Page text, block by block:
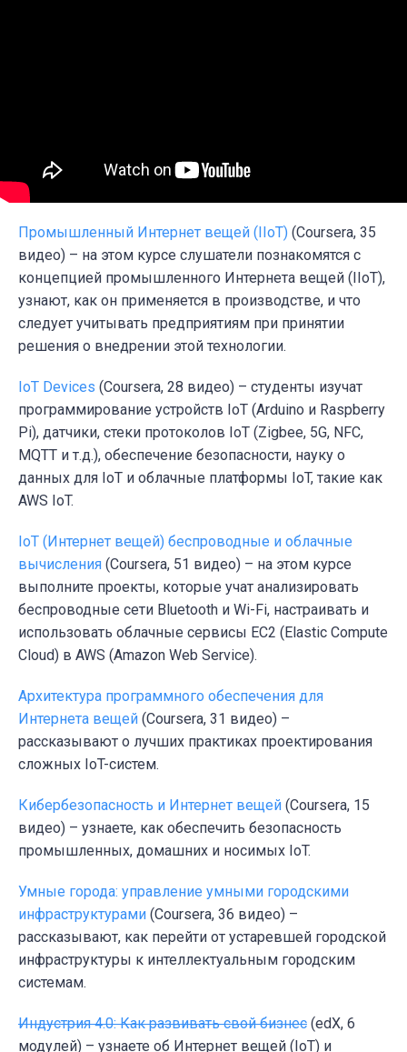
Промышленный Интернет вещей (IIoT) (Coursera, 35
видео) – на этом курсе слушатели познакомятся с
концепцией промышленного Интернета вещей (IIoT),
узнают, как он применяется в производстве, и что
следует учитывать предприятиям при принятии
решения о внедрении этой технологии.
IoT Devices (Coursera, 28 видео) – студенты изучат
программирование устройств IoT (Arduino и Raspberry
Pi), датчики, стеки протоколов IoT (Zigbee, 5G, NFC,
MQTT и т.д.), обеспечение безопасности, науку о
данных для IoT и облачные платформы IoT, такие как
AWS IoT.
IoT (Интернет вещей) беспроводные и облачные
вычисления (Coursera, 51 видео) – на этом курсе
выполните проекты, которые учат анализировать
беспроводные сети Bluetooth и Wi-Fi, настраивать и
использовать облачные сервисы EC2 (Elastic Compute
Cloud) в AWS (Amazon Web Service).
Архитектура программного обеспечения для
Интернета вещей (Coursera, 31 видео) –
рассказывают о лучших практиках проектирования
сложных IoT-систем.
Кибербезопасность и Интернет вещей (Coursera, 15
видео) – узнаете, как обеспечить безопасность
промышленных, домашних и носимых IoT.
Умные города: управление умными городскими
инфраструктурами (Coursera, 36 видео) –
рассказывают, как перейти от устаревшей городской
инфраструктуры к интеллектуальным городским
системам.
Индустрия 4.0: Как развивать свой бизнес (edX, 6
модулей) – узнаете об Интернет вещей (IoT) и